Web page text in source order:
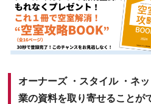
オーナーズ ・スタイル ・ネ
業の資料を取り寄せることが